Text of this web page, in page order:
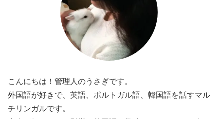
こんにちは！管理人のうさぎです。
外国語が好きで、英語、ポルトガル語、韓国語を話すマル
チリンガルです。